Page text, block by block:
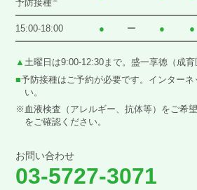
予防接種
15:00-18:00 ● ー ● ●
▲土曜日は9:00-12:30まで。盛一享徳（成育
■予防接種はご予約が必要です。インターネ
い。
※血液検査（アレルギー、抗体等）をご希望
をご確認ください。
お問い合わせ
03-5727-3071